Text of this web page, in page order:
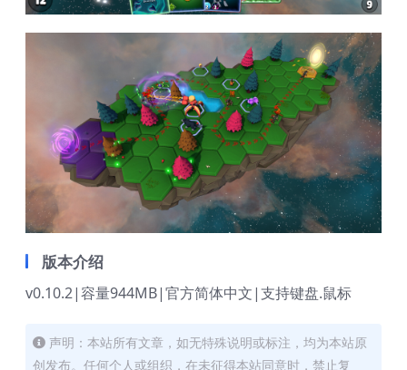
版本介绍
v0.10.2|容量944MB|官方简体中文|支持键盘.鼠标
声明：本站所有文章，如无特殊说明或标注，均为本站原
创发布。任何个人或组织，在未征得本站同意时，禁止复